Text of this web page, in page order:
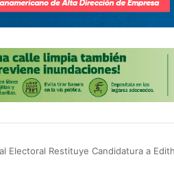
Electoral Restituye Candidatura a